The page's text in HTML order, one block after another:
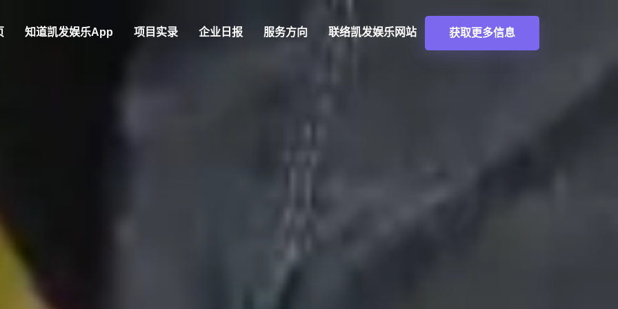
知道凯发娱乐app 项目实录 企业日报 服务方向 联络凯发娱乐网站 获取更多信息